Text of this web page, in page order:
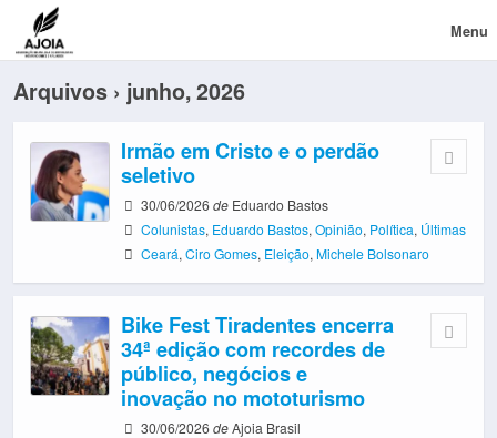
Menu
Arquivos › junho, 2026
Irmão em Cristo e o perdão
seletivo
30/06/2026de Eduardo Bastos
Colunistas, Eduardo Bastos,Opinião, Política, Últimas
Ceará,Ciro Gomes, Eleição, Michele Bolsonaro
Bike Fest Tiradentes encerra
34ª edição com recordes de
público, negócios e
inovação no mototurismo
30/06/2026deAjoia Brasil